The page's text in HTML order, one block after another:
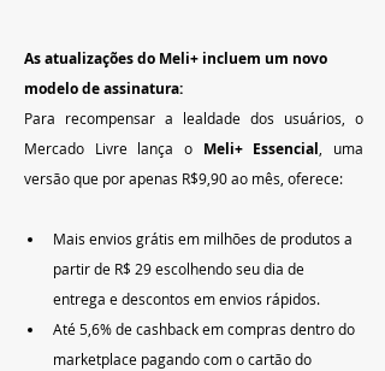
As atualizações do Meli+ incluem um novo
modelo de assinatura:
Para recompensar a lealdade dos usuários, o
Mercado Livre lança o Meli+ Essencial, uma
versão que por apenas R$9,90 ao mês, oferece:
Mais envios grátis em milhões de produtos a
partir de R$ 29 escolhendo seu dia de
entrega e descontos em envios rápidos.
Até 5,6% de cashback em compras dentro do
marketplace pagando com o cartão do